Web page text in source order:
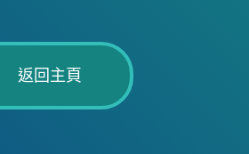
返回主頁